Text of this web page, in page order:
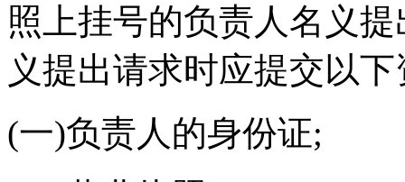
照上挂号的负责人名义
义提出请求时应提交以
(一)负责人的身份证;